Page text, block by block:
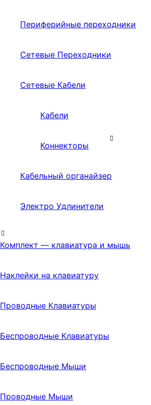
Периферийные переходники
Сетевые Переходники
Сетевые Кабели
Кабели
Коннекторы
Кабельный органайзер
Электро Удлинители
Комплект — клавиатура и мышь
Наклейки на клавиатуру
Проводные Клавиатуры
Беспроводные Клавиатуры
Беспроводные Мыши
Проводные Мыши